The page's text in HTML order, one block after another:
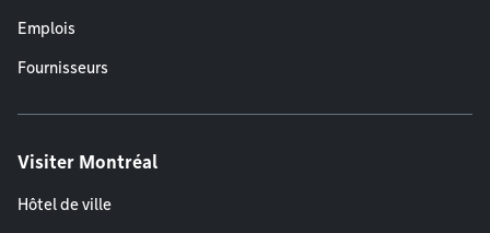
Emplois
Fournisseurs
Visiter Montréal
Hôtel de ville